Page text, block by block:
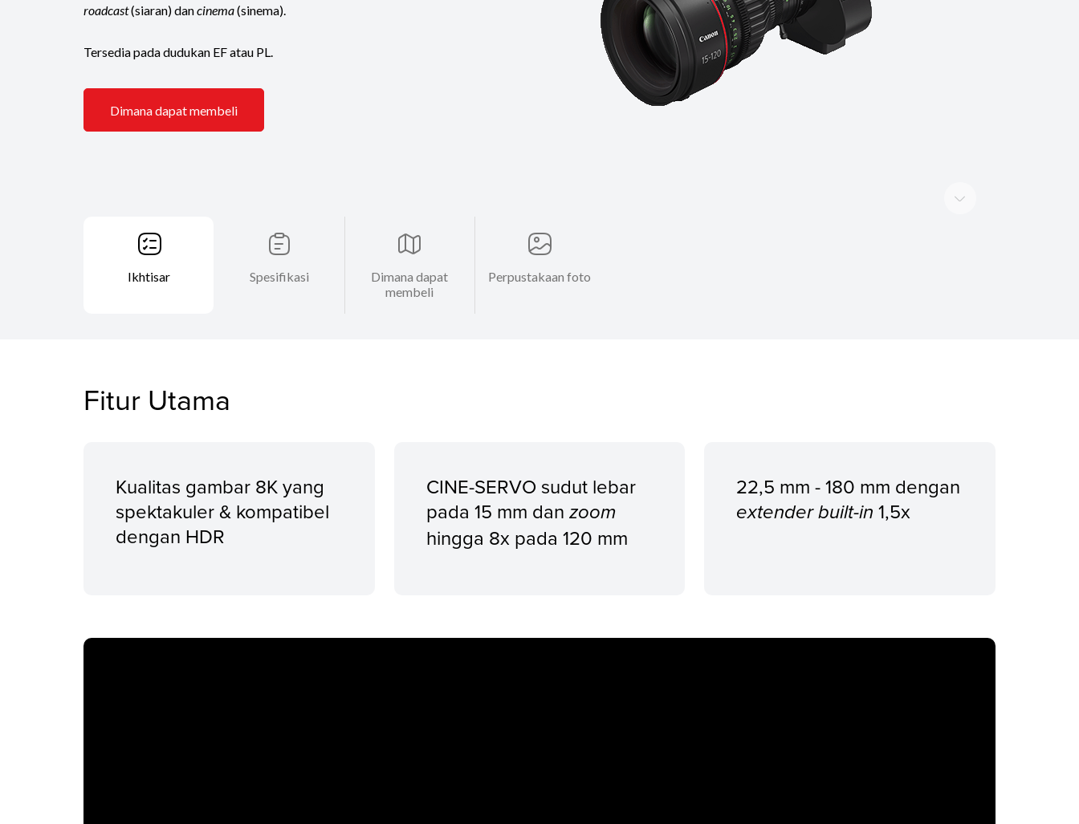
roadcast(siaran) dancinema(sinema).
Tersedia pada dudukan EF atau PL.
Dimana dapat membeli
Ikhtisar Spesifikasi
Dimana dapat
membeli
Perpustakaan foto
Fitur Utama
Kualitas gambar 8K yang
spektakuler & kompatibel
dengan HDR
CINE-SERVO sudut lebar
pada 15 mm dan zoom
hingga 8x pada 120 mm
22,5 mm - 180 mm dengan
extender built-in 1,5x